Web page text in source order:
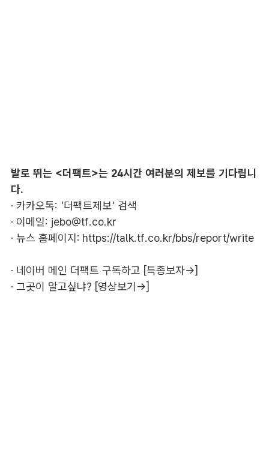
발로 뛰는 <더팩트>는 24시간 여러분의 제보를 기다립니
다.
· 카카오톡: '더팩트제보' 검색
· 이메일: jebo@tf.co.kr
· 뉴스 홈페이지: https://talk.tf.co.kr/bbs/report/write
· 네이버 메인 더팩트 구독하고 [특종보자→]
· 그곳이 알고싶냐? [영상보기→]